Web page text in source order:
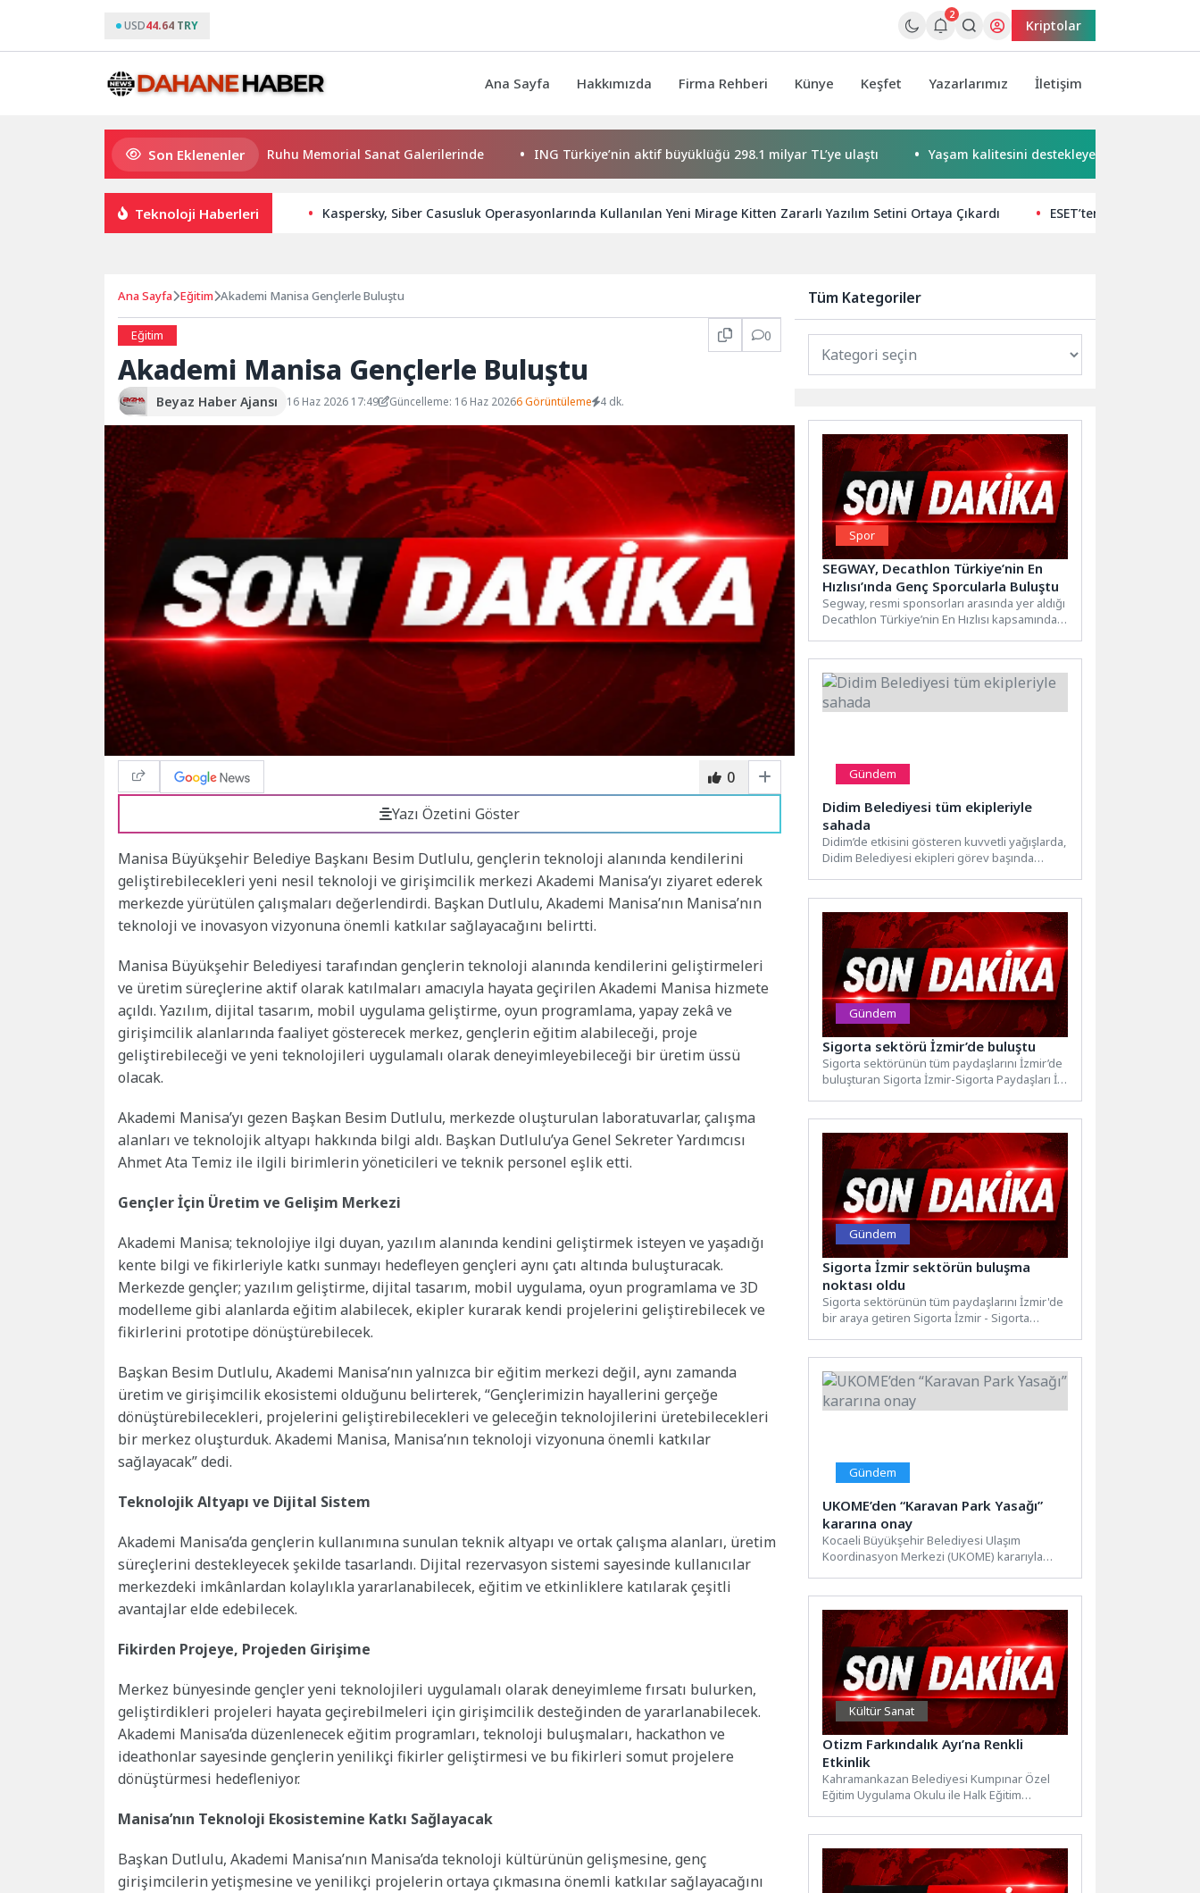
USD44.64 TRY
2
Kriptolar
Ana Sayfa Hakkımızda Firma Rehberi Künye Keşfet Yazarlarımız İletişim
Son Eklenenler
Boğaz’ın Kıtaları Birleştiren Ruhu Memorial Sanat Galerilerinde ING Türkiye’nin aktif büyüklüğü 298.1 milyar TL’ye ulaştı Yaşam kalitesini destekleyen yapay zekâ hizmetleri
Teknoloji Haberleri Kaspersky, Siber Casusluk Operasyonlarında Kullanılan Yeni Mirage Kitten Zararlı Yazılım Setini Ortaya Çıkardı ESET’ten Avrupa’nın
Ana Sayfa Eğitim Akademi Manisa Gençlerle Buluştu
Eğitim 0
Akademi Manisa Gençlerle Buluştu
Beyaz Haber Ajansı 16 Haz 2026 17:49 Güncelleme: 16 Haz 20266 Görüntüleme 4 dk.
0
Yazı Özetini Göster
Manisa Büyükşehir Belediye Başkanı Besim Dutlulu, gençlerin teknoloji alanında kendilerini
geliştirebilecekleri yeni nesil teknoloji ve girişimcilik merkezi Akademi Manisa’yı ziyaret ederek
merkezde yürütülen çalışmaları değerlendirdi. Başkan Dutlulu, Akademi Manisa’nın Manisa’nın
teknoloji ve inovasyon vizyonuna önemli katkılar sağlayacağını belirtti.
Manisa Büyükşehir Belediyesi tarafından gençlerin teknoloji alanında kendilerini geliştirmeleri
ve üretim süreçlerine aktif olarak katılmaları amacıyla hayata geçirilen Akademi Manisa hizmete
açıldı. Yazılım, dijital tasarım, mobil uygulama geliştirme, oyun programlama, yapay zekâ ve
girişimcilik alanlarında faaliyet gösterecek merkez, gençlerin eğitim alabileceği, proje
geliştirebileceği ve yeni teknolojileri uygulamalı olarak deneyimleyebileceği bir üretim üssü
olacak.
Akademi Manisa’yı gezen Başkan Besim Dutlulu, merkezde oluşturulan laboratuvarlar, çalışma
alanları ve teknolojik altyapı hakkında bilgi aldı. Başkan Dutlulu’ya Genel Sekreter Yardımcısı
Ahmet Ata Temiz ile ilgili birimlerin yöneticileri ve teknik personel eşlik etti.
Gençler İçin Üretim ve Gelişim Merkezi
Akademi Manisa; teknolojiye ilgi duyan, yazılım alanında kendini geliştirmek isteyen ve yaşadığı
kente bilgi ve fikirleriyle katkı sunmayı hedefleyen gençleri aynı çatı altında buluşturacak.
Merkezde gençler; yazılım geliştirme, dijital tasarım, mobil uygulama, oyun programlama ve 3D
modelleme gibi alanlarda eğitim alabilecek, ekipler kurarak kendi projelerini geliştirebilecek ve
fikirlerini prototipe dönüştürebilecek.
Başkan Besim Dutlulu, Akademi Manisa’nın yalnızca bir eğitim merkezi değil, aynı zamanda
üretim ve girişimcilik ekosistemi olduğunu belirterek, “Gençlerimizin hayallerini gerçeğe
dönüştürebilecekleri, projelerini geliştirebilecekleri ve geleceğin teknolojilerini üretebilecekleri
bir merkez oluşturduk. Akademi Manisa, Manisa’nın teknoloji vizyonuna önemli katkılar
sağlayacak” dedi.
Teknolojik Altyapı ve Dijital Sistem
Akademi Manisa’da gençlerin kullanımına sunulan teknik altyapı ve ortak çalışma alanları, üretim
süreçlerini destekleyecek şekilde tasarlandı. Dijital rezervasyon sistemi sayesinde kullanıcılar
merkezdeki imkânlardan kolaylıkla yararlanabilecek, eğitim ve etkinliklere katılarak çeşitli
avantajlar elde edebilecek.
Fikirden Projeye, Projeden Girişime
Merkez bünyesinde gençler yeni teknolojileri uygulamalı olarak deneyimleme fırsatı bulurken,
geliştirdikleri projeleri hayata geçirebilmeleri için girişimcilik desteğinden de yararlanabilecek.
Akademi Manisa’da düzenlenecek eğitim programları, teknoloji buluşmaları, hackathon ve
ideathonlar sayesinde gençlerin yenilikçi fikirler geliştirmesi ve bu fikirleri somut projelere
dönüştürmesi hedefleniyor.
Manisa’nın Teknoloji Ekosistemine Katkı Sağlayacak
Başkan Dutlulu, Akademi Manisa’nın Manisa’da teknoloji kültürünün gelişmesine, genç
girişimcilerin yetişmesine ve yenilikçi projelerin ortaya çıkmasına önemli katkılar sağlayacağını
Tüm Kategoriler
Spor
SEGWAY, Decathlon Türkiye’nin En
Hızlısı’ında Genç Sporcularla Buluştu
Segway, resmi sponsorları arasında yer aldığı
Decathlon Türkiye’nin En Hızlısı kapsamında,
Gündem
Didim Belediyesi tüm ekipleriyle
sahada
Didim’de etkisini gösteren kuvvetli yağışlarda,
Didim Belediyesi ekipleri görev başında
Gündem
Sigorta sektörü İzmir’de buluştu
Sigorta sektörünün tüm paydaşlarını İzmir’de
buluşturan Sigorta İzmir-Sigorta Paydaşları İş
Gündem
Sigorta İzmir sektörün buluşma
noktası oldu
Sigorta sektörünün tüm paydaşlarını İzmir'de
bir araya getiren Sigorta İzmir - Sigorta
Gündem
UKOME’den “Karavan Park Yasağı”
kararına onay
Kocaeli Büyükşehir Belediyesi Ulaşım
Koordinasyon Merkezi (UKOME) kararıyla
Kültür Sanat
Otizm Farkındalık Ayı’na Renkli
Etkinlik
Kahramankazan Belediyesi Kumpınar Özel
Eğitim Uygulama Okulu ile Halk Eğitim